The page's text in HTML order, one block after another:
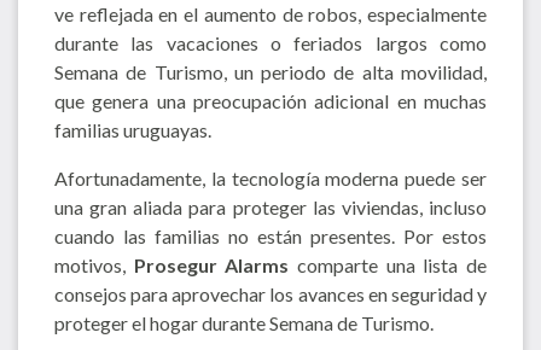
ve reflejada en el aumento de robos, especialmente
durante las vacaciones o feriados largos como
Semana de Turismo, un periodo de alta movilidad,
que genera una preocupación adicional en muchas
familias uruguayas.
Afortunadamente, la tecnología moderna puede ser
una gran aliada para proteger las viviendas, incluso
cuando las familias no están presentes. Por estos
motivos, Prosegur Alarms comparte una lista de
consejos para aprovechar los avances en seguridad y
proteger el hogar durante Semana de Turismo.